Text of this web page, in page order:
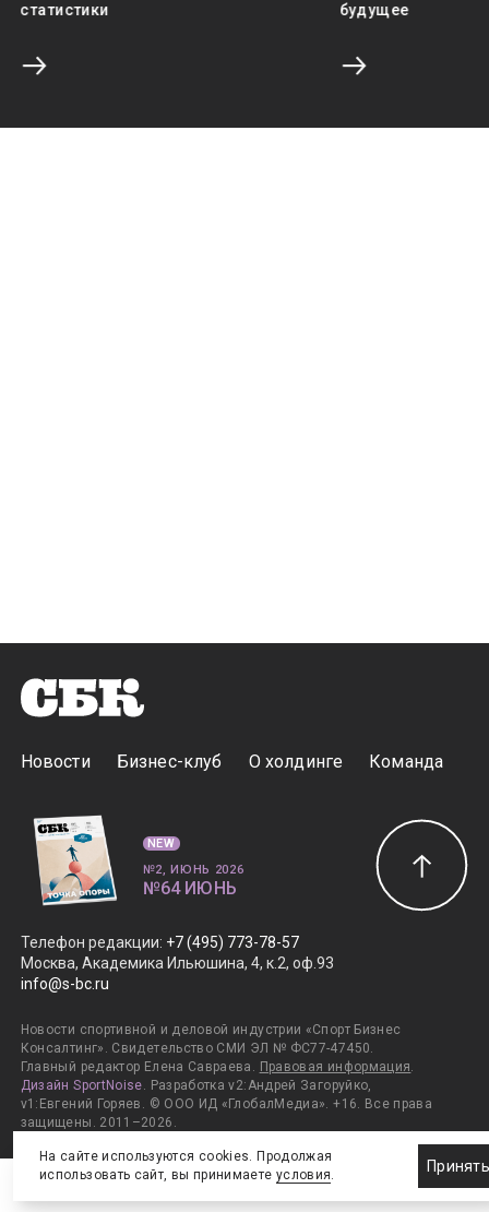
статистики
будущее
Новости Бизнес-клуб О холдинге Команда
Телефон редакции: +7 (495) 773-78-57
Москва, Академика Ильюшина, 4, к.2, оф.93
info@s-bc.ru
Новости спортивной и деловой индустрии «Спорт Бизнес
Консалтинг». Свидетельство СМИ ЭЛ № ФС77-47450.
Главный редактор Елена Савраева. Правовая информация.
Дизайн SportNoise. Разработка v2:Андрей Загоруйко,
v1:Евгений Горяев. © ООО ИД «ГлобалМедиа». +16. Все права
защищены. 2011–2026.
NEW
№2, ИЮНЬ 2026
№64 ИЮНЬ
На сайте используются cookies. Продолжая
использовать сайт, вы принимаете условия.
Принять